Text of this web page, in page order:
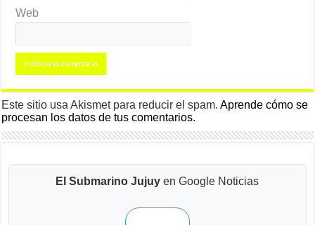
Web
Este sitio usa Akismet para reducir el spam.Aprende cómo se
procesan los datos de tus comentarios.
El Submarino Jujuy en Google Noticias